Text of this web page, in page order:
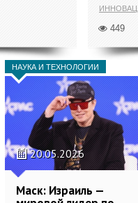
449
НАУКА И ТЕХНОЛОГИИ
20.05.2026
Маск: Израиль —